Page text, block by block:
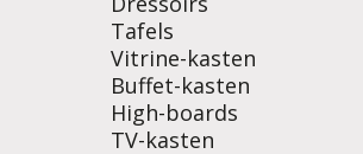
Tafels
Vitrine-kasten
Buffet-kasten
High-boards
TV-kasten